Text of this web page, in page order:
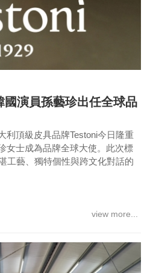
演員孫藝珍出任全球品
利頂級皮具品牌Testoni今日隆重
女士成為品牌全球大使。此次標
工藝、獨特個性與跨文化對話的
view more...
常優雅貴族學院風格